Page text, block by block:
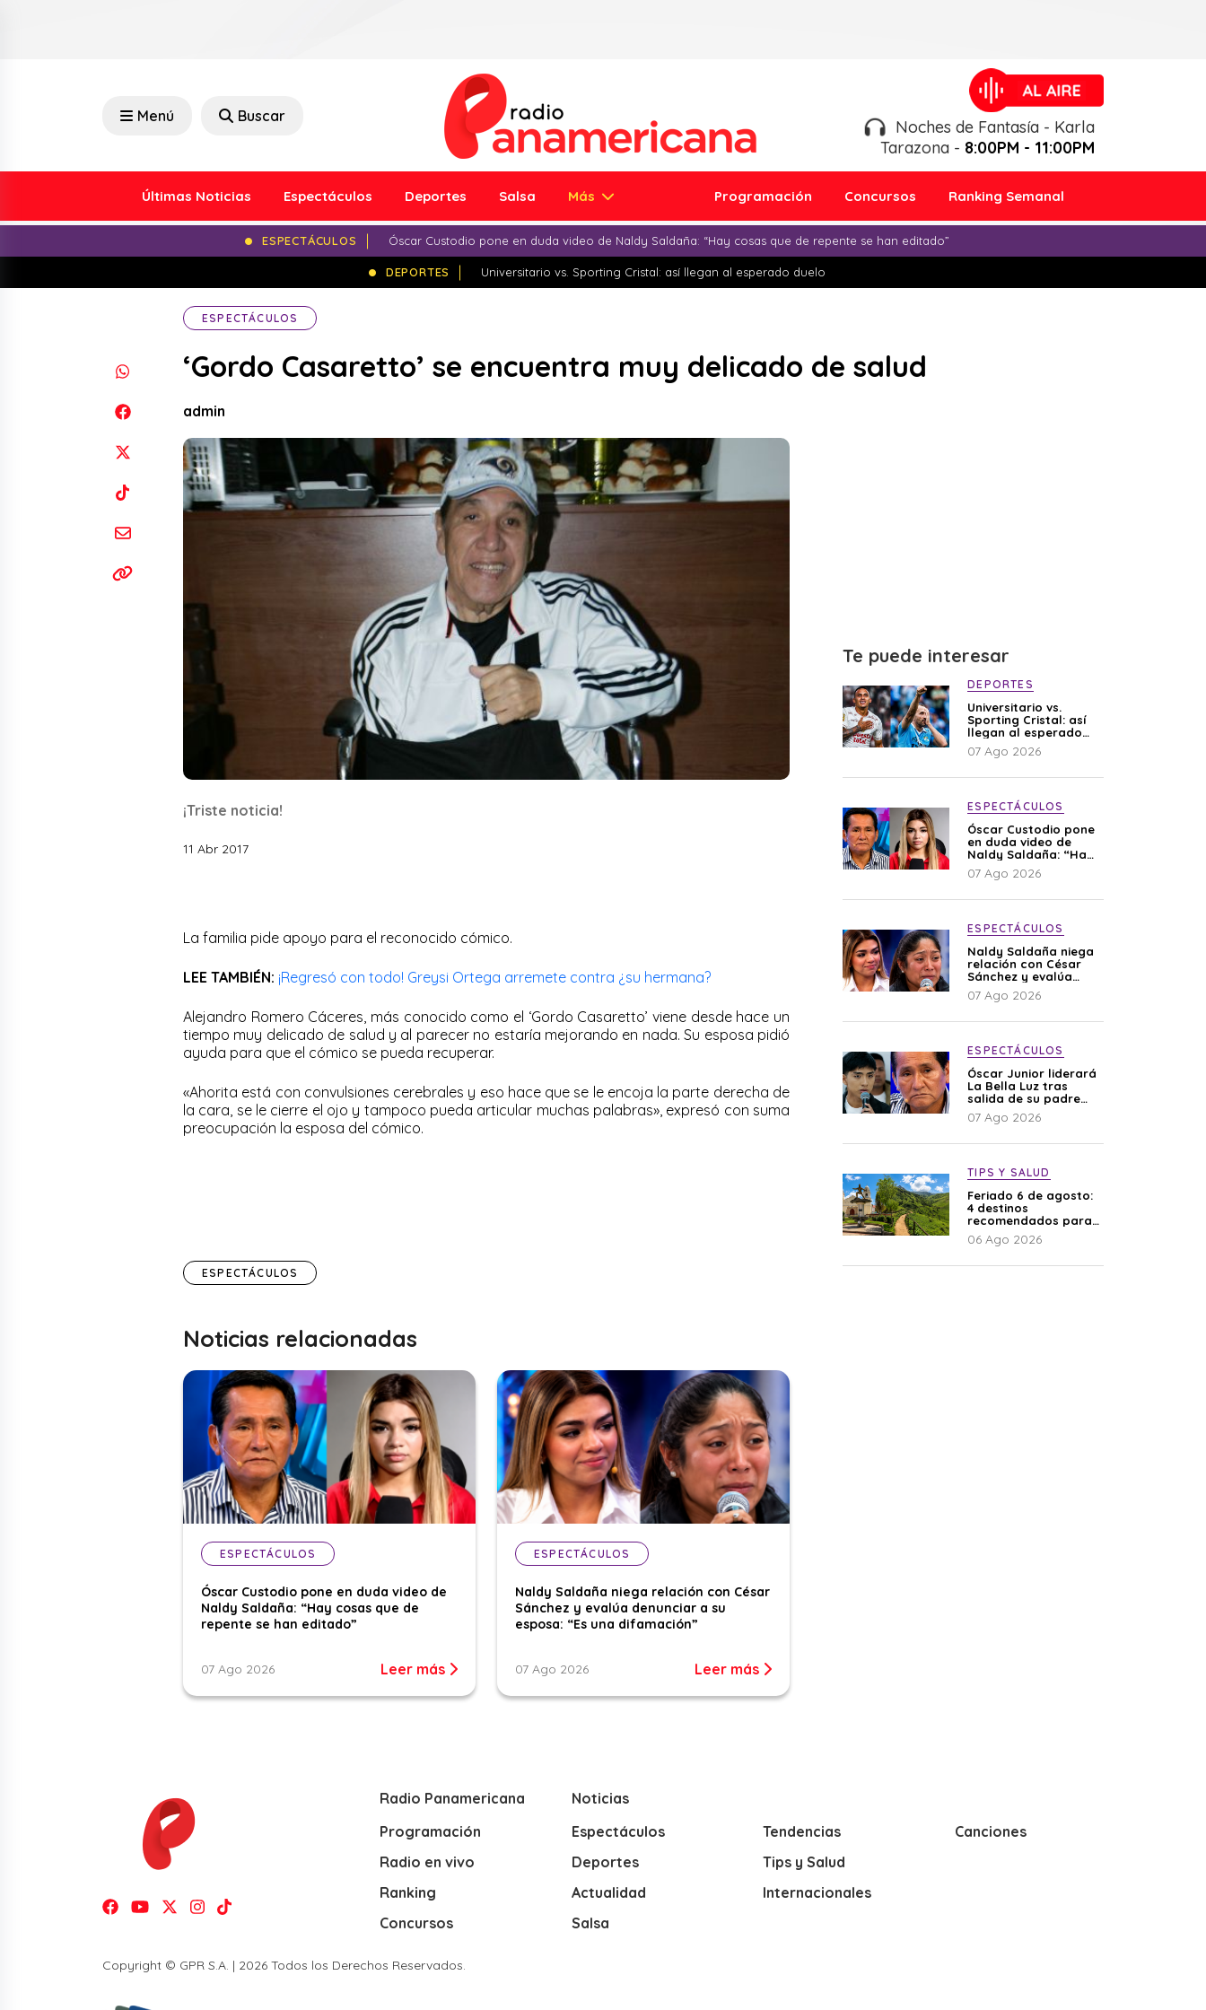
Menú Buscar
Noches de Fantasía - Karla
Tarazona - 8:00PM - 11:00PM
Últimas Noticias Espectáculos Deportes Salsa Más Programación Concursos Ranking Semanal
ESPECTÁCULOS Óscar Custodio pone en duda video de Naldy Saldaña: “Hay cosas que de repente se han editado”
DEPORTES Universitario vs. Sporting Cristal: así llegan al esperado duelo
ESPECTÁCULOS
‘Gordo Casaretto’ se encuentra muy delicado de salud
admin
¡Triste noticia!
11 Abr 2017
La familia pide apoyo para el reconocido cómico.
LEE TAMBIÉN: ¡Regresó con todo! Greysi Ortega arremete contra ¿su hermana?
Alejandro Romero Cáceres, más conocido como el ‘Gordo Casaretto’ viene desde hace un
tiempo muy delicado de salud y al parecer no estaría mejorando en nada. Su esposa pidió
ayuda para que el cómico se pueda recuperar.
«Ahorita está con convulsiones cerebrales y eso hace que se le encoja la parte derecha de
la cara, se le cierre el ojo y tampoco pueda articular muchas palabras», expresó con suma
preocupación la esposa del cómico.
ESPECTÁCULOS
Noticias relacionadas
ESPECTÁCULOS
Óscar Custodio pone en duda video de
Naldy Saldaña: “Hay cosas que de
repente se han editado”
07 Ago 2026 Leer más
ESPECTÁCULOS
Naldy Saldaña niega relación con César
Sánchez y evalúa denunciar a su
esposa: “Es una difamación”
07 Ago 2026 Leer más
Te puede interesar
DEPORTES
Universitario vs.
Sporting Cristal: así
llegan al esperado
duelo
07 Ago 2026
ESPECTÁCULOS
Óscar Custodio pone
en duda video de
Naldy Saldaña: “Hay
cosas que de repente
se han editado”
07 Ago 2026
ESPECTÁCULOS
Naldy Saldaña niega
relación con César
Sánchez y evalúa
denunciar a su
esposa: “Es una
07 Ago 2026
ESPECTÁCULOS
Óscar Junior liderará
La Bella Luz tras
salida de su padre
por polémica con
Naldy Saldaña
07 Ago 2026
TIPS Y SALUD
Feriado 6 de agosto:
4 destinos
recomendados para
disfrutar el descanso
06 Ago 2026
Radio Panamericana
Programación
Radio en vivo
Ranking
Concursos
Noticias
Espectáculos
Deportes
Actualidad
Salsa
Tendencias
Tips y Salud
Internacionales
Canciones
Copyright © GPR S.A. | 2026 Todos los Derechos Reservados.